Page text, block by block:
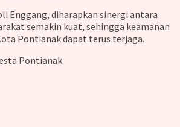
Enggang, diharapkan sinergi antara
semakin kuat, sehingga keamanan
Pontianak dapat terus terjaga.
Pontianak.